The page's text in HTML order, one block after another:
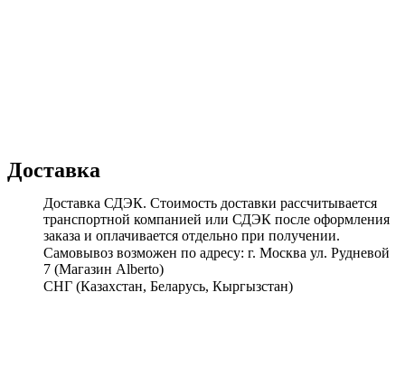
Доставка
Доставка СДЭК. Стоимость доставки рассчитывается
транспортной компанией или СДЭК после оформления
заказа и оплачивается отдельно при получении.
Самовывоз возможен по адресу: г. Москва ул. Рудневой
7 (Магазин Alberto)
СНГ (Казахстан, Беларусь, Кыргызстан)